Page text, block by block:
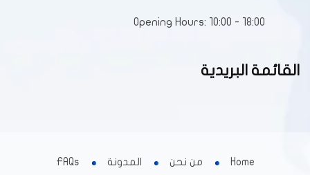
Opening Hours: 10:00 - 18:00
القائمة البريدية
Home من نحن المدونة FAQs